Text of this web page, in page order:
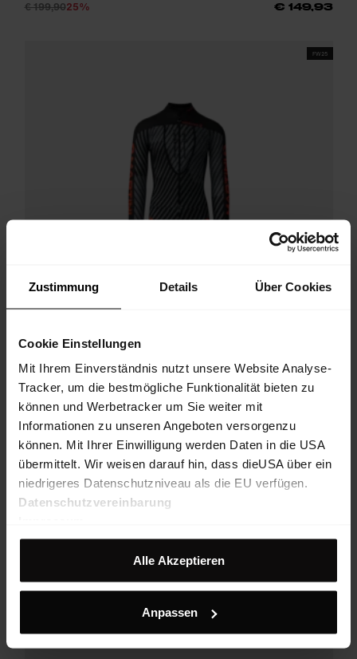
Zustimmung Details Über Cookies
Cookie Einstellungen
Mit Ihrem Einverständnis nutzt unsere Website Analyse-
Tracker, um die bestmögliche Funktionalität bieten zu
können und Werbetracker um Sie weiter mit
Informationen zu unseren Angeboten versorgenzu
können. Mit Ihrer Einwilligung werden Daten in die USA
übermittelt. Wir weisen darauf hin, dass dieUSA über ein
niedrigeres Datenschutzniveau als die EU verfügen.
Datenschutzvereinbarung
Alle Akzeptieren
Anpassen
€ 199,9025% € 149,93
FW25
€ 359,9025% € 269,93